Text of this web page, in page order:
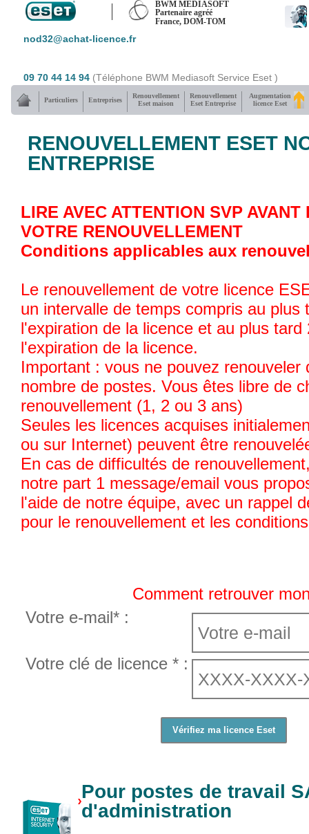
BWM MEDIASOFT
Partenaire agréé
France, DOM-TOM
nod32@achat-licence.fr
09 70 44 14 94 (Téléphone BWM Mediasoft Service Eset )
Particuliers Entreprises
Renouvellement
Eset maison
Renouvellement
Eset Entreprise
Augmentation
licence Eset
RENOUVELLEMENT ESET
ENTREPRISE
LIRE AVEC ATTENTION SVP AVANT
VOTRE RENOUVELLEMENT
Conditions applicables aux
Le renouvellement de votre licence
un intervalle de temps compris au plus
l'expiration de la licence et au plus tard
l'expiration de la licence.
Important : vous ne pouvez renouveler
nombre de postes. Vous êtes libre de
renouvellement (1, 2 ou 3 ans)
Seules les licences acquises
ou sur Internet) peuvent être
En cas de difficultés de
notre part 1 message/email vous
l'aide de notre équipe, avec un rappel
pour le renouvellement et les
Comment retrouver
Votre e-mail* :
Votre clé de licence * :
Pour postes de travail
d'administration